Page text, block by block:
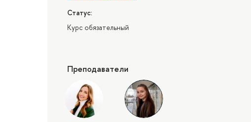
Статус:
Курс обязательный
Преподаватели